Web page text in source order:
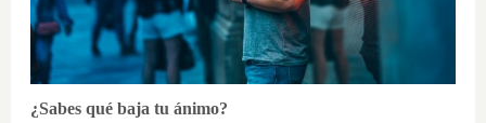
¿Sabes qué baja tu ánimo?